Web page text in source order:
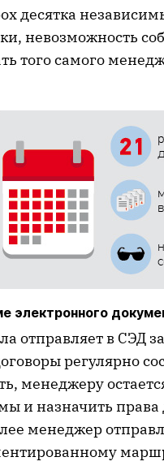
десятка
невозможность
того самого
электронного
отправляет в СЭД
регулярно
менеджеру
и назначить права
менеджер